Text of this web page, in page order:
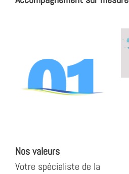
Nos valeurs
Votre spécialiste de la